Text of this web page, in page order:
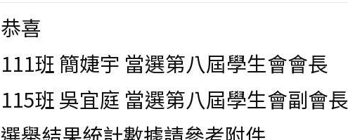
恭喜
111班 簡婕宇 當選第八屆學生會會長
115班 吳宜庭 當選第八屆學生會副會長